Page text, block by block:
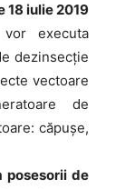
18 iulie 2019
executa
dezinsecţie
vectoare
de
căpuşe,
posesorii de